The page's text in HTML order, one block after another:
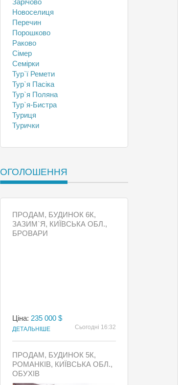
Зарічово
Новоселиця
Перечин
Порошково
Раково
Сімер
Семірки
Тур`ї Ремети
Тур`я Пасіка
Тур`я Поляна
Тур`я-Бистра
Туриця
Турички
ОГОЛОШЕННЯ
ПРОДАМ, БУДИНОК 6К,
ЗАЗИМ`Я, КИЇВСЬКА ОБЛ.,
БРОВАРИ
Ціна: 235 000 $
ДЕТАЛЬНІШЕ Сьогодні 16:32
ПРОДАМ, БУДИНОК 5К,
РОМАНКІВ, КИЇВСЬКА ОБЛ.,
ОБУХІВ